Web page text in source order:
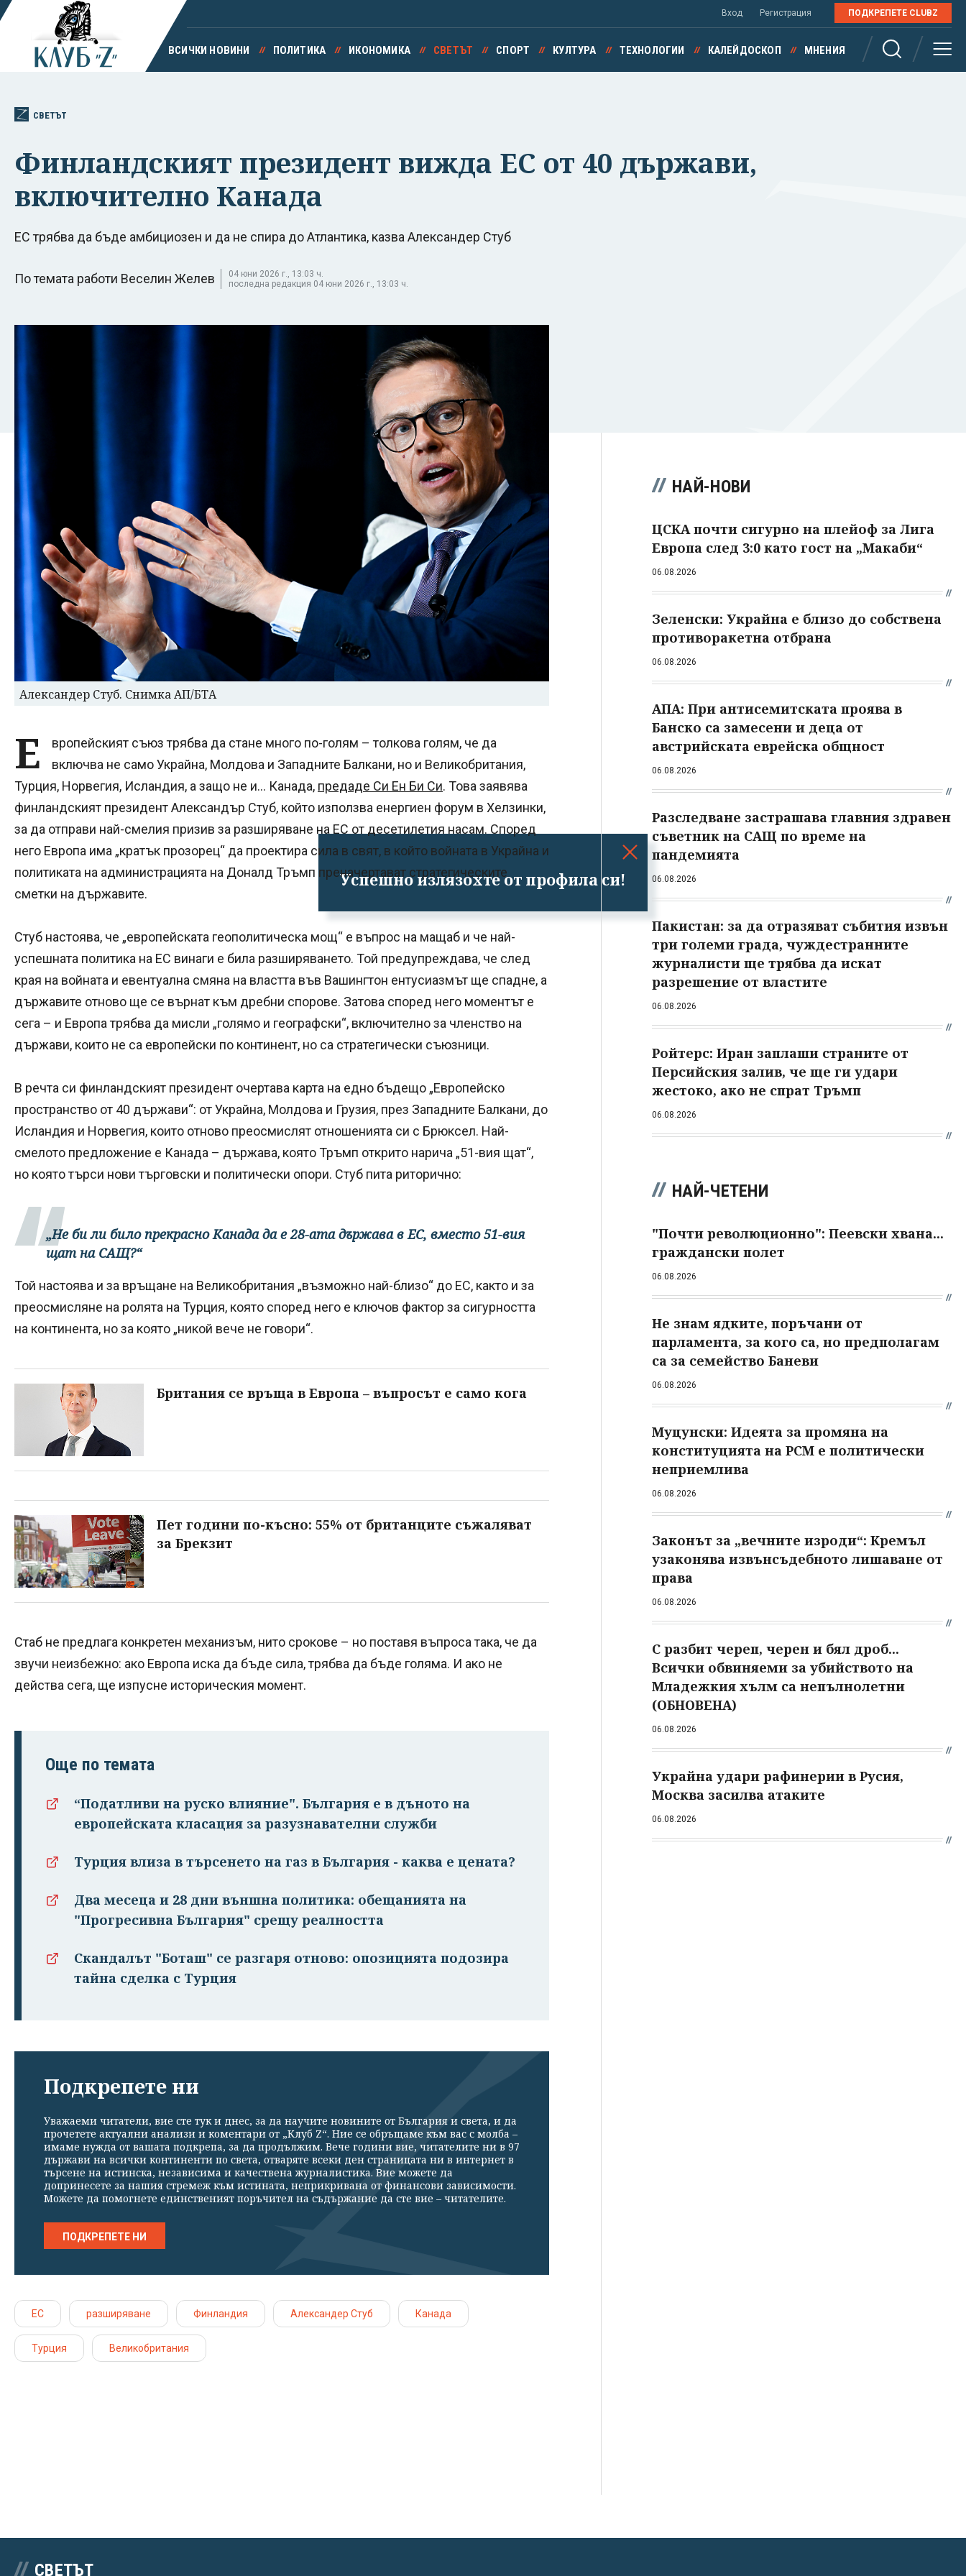
Успешно излязохте от профила си!
Вход Регистрация ПОДКРЕПЕТЕ CLUBZ
ВСИЧКИ НОВИНИ ПОЛИТИКА ИКОНОМИКА СВЕТЪТ СПОРТ КУЛТУРА ТЕХНОЛОГИИ КАЛЕЙДОСКОП МНЕНИЯ
СВЕТЪТ
Финландският президент вижда ЕС от 40 държави,
включително Канада
ЕС трябва да бъде амбициозен и да не спира до Атлантика, казва Александер Стуб
По темата работи Веселин Желев
04 юни 2026 г., 13:03 ч.
последна редакция 04 юни 2026 г., 13:03 ч.
Александер Стуб. Снимка АП/БТА
Е
вропейският съюз трябва да стане много по-голям – толкова голям, че да
включва не само Украйна, Молдова и Западните Балкани, но и Великобритания,
Турция, Норвегия, Исландия, а защо не и… Канада, предаде Си Ен Би Си. Това заявява
финландският президент Александър Стуб, който използва енергиен форум в Хелзинки,
за да отправи най-смелия призив за разширяване на ЕС от десетилетия насам. Според
него Европа има „кратък прозорец“ да проектира сила в свят, в който войната в Украйна и
политиката на администрацията на Доналд Тръмп преначертават стратегическите
сметки на държавите.
Стуб настоява, че „европейската геополитическа мощ“ е въпрос на мащаб и че най-
успешната политика на ЕС винаги е била разширяването. Той предупреждава, че след
края на войната и евентуална смяна на властта във Вашингтон ентусиазмът ще спадне, а
държавите отново ще се върнат към дребни спорове. Затова според него моментът е
сега – и Европа трябва да мисли „голямо и географски“, включително за членство на
държави, които не са европейски по континент, но са стратегически съюзници.
В речта си финландският президент очертава карта на едно бъдещо „Европейско
пространство от 40 държави“: от Украйна, Молдова и Грузия, през Западните Балкани, до
Исландия и Норвегия, които отново преосмислят отношенията си с Брюксел. Най-
смелото предложение е Канада – държава, която Тръмп открито нарича „51-вия щат“,
но която търси нови търговски и политически опори. Стуб пита риторично:
„Не би ли било прекрасно Канада да е 28-ата държава в ЕС, вместо 51-вия
щат на САЩ?“
Той настоява и за връщане на Великобритания „възможно най-близо“ до ЕС, както и за
преосмисляне на ролята на Турция, която според него е ключов фактор за сигурността
на континента, но за която „никой вече не говори“.
Британия се връща в Европа – въпросът е само кога
Пет години по-късно: 55% от британците съжаляват
за Брекзит
Стаб не предлага конкретен механизъм, нито срокове – но поставя въпроса така, че да
звучи неизбежно: ако Европа иска да бъде сила, трябва да бъде голяма. И ако не
действа сега, ще изпусне историческия момент.
Още по темата
“Податливи на руско влияние". България е в дъното на
европейската класация за разузнавателни служби
Турция влиза в търсенето на газ в България - каква е цената?
Два месеца и 28 дни външна политика: обещанията на
"Прогресивна България" срещу реалността
Скандалът "Боташ" се разгаря отново: опозицията подозира
тайна сделка с Турция
Подкрепете ни
Уважаеми читатели, вие сте тук и днес, за да научите новините от България и света, и да
прочетете актуални анализи и коментари от „Клуб Z“. Ние се обръщаме към вас с молба –
имаме нужда от вашата подкрепа, за да продължим. Вече години вие, читателите ни в 97
държави на всички континенти по света, отваряте всеки ден страницата ни в интернет в
търсене на истинска, независима и качествена журналистика. Вие можете да
допринесете за нашия стремеж към истината, неприкривана от финансови зависимости.
Можете да помогнете единственият поръчител на съдържание да сте вие – читателите.
ПОДКРЕПЕТЕ НИ
ЕС разширяване Финландия Александер Стуб Канада
Турция Великобритания
НАЙ-НОВИ
ЦСКА почти сигурно на плейоф за Лига
Европа след 3:0 като гост на „Макаби“
06.08.2026
Зеленски: Украйна е близо до собствена
противоракетна отбрана
06.08.2026
АПА: При антисемитската проява в
Банско са замесени и деца от
австрийската еврейска общност
06.08.2026
Разследване застрашава главния здравен
съветник на САЩ по време на
пандемията
06.08.2026
Пакистан: за да отразяват събития извън
три големи града, чуждестранните
журналисти ще трябва да искат
разрешение от властите
06.08.2026
Ройтерс: Иран заплаши страните от
Персийския залив, че ще ги удари
жестоко, ако не спрат Тръмп
06.08.2026
НАЙ-ЧЕТЕНИ
"Почти революционно": Пеевски хвана...
граждански полет
06.08.2026
Не знам ядките, поръчани от
парламента, за кого са, но предполагам
са за семейство Баневи
06.08.2026
Муцунски: Идеята за промяна на
конституцията на РСМ е политически
неприемлива
06.08.2026
Законът за „вечните изроди“: Кремъл
узаконява извънсъдебното лишаване от
права
06.08.2026
С разбит череп, черен и бял дроб...
Всички обвиняеми за убийството на
Младежкия хълм са непълнолетни
(ОБНОВЕНА)
06.08.2026
Украйна удари рафинерии в Русия,
Москва засилва атаките
06.08.2026
СВЕТЪТ